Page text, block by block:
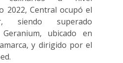
2022, Central ocupó el
siendo superado
ubicado en
y dirigido por el